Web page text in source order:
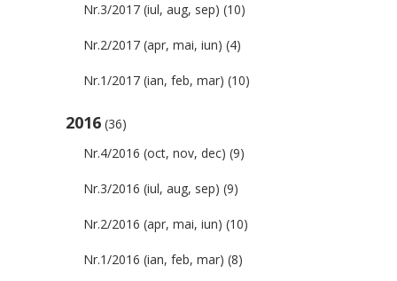
Nr.3/2017 (iul, aug, sep) (10)
Nr.2/2017 (apr, mai, iun) (4)
Nr.1/2017 (ian, feb, mar) (10)
2016 (36)
Nr.4/2016 (oct, nov, dec) (9)
Nr.3/2016 (iul, aug, sep) (9)
Nr.2/2016 (apr, mai, iun) (10)
Nr.1/2016 (ian, feb, mar) (8)